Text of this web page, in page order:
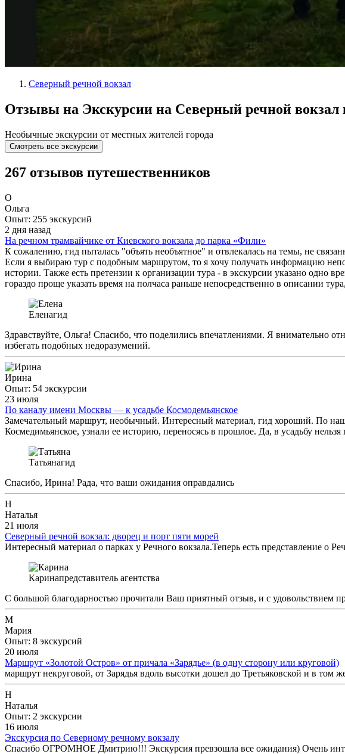
Северный речной вокзал
Отзывы на Экскурсии на Северный речной вокзал
Необычные экскурсии от местных жителей города
Смотреть все экскурсии
267 отзывов путешественников
О
Ольга
Опыт: 255 экскурсий
2 дня назад
На речном трамвайчике от Киевского вокзала до парка «Фили»
К сожалению, гид пыталась "объять необъятное" и отвлекалась на темы, не
Если я выбираю тур с подобным маршрутом, то я хочу получать информацию
истории. Также есть претензии к организации тура - в экскурсии указано одно
гораздо проще указать время на полчаса раньше непосредственно в описании
Еленагид
Здравствуйте, Ольга! Спасибо, что поделились впечатлениями. Я внимательно
избегать подобных недоразумений.
Ирина
Опыт: 54 экскурсии
23 июля
По каналу имени Москвы — к усадьбе Коcмодемьянское
Замечательный маршрут, необычный. Интересный материал, гид хороший. По
Космедимьянское, узнали ее историю, переносясь в прошлое. Да, в усадьбу
Татьянагид
Спасибо, Ирина! Рада, что ваши ожидания оправдались
Н
Наталья
21 июля
Северный речной вокзал: дворец и порт пяти морей
Интересный материал о парках у Речного вокзала.Теперь есть представление о
Каринапредставитель агентства
С большой благодарностью прочитали Ваш приятный отзыв, и с удовольствием
М
Мария
Опыт: 8 экскурсий
20 июля
Маршрут «Золотой Остров» от причала «Зарядье» (в одну сторону или круговой)
маршрут некруговой, от Зарядья вдоль высотки дошел до Третьяковской и в
Н
Наталья
Опыт: 2 экскурсии
16 июля
Экскурсия по Северному речному вокзалу
Спасибо ОГРОМНОЕ Дмитрию!!! Экскурсия превзошла все ожидания) Очень